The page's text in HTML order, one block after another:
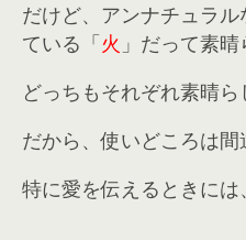
だけど、アンナチュラ
ている「火 」だって素晴
どっちもそれぞれ素晴ら
だから、使いどころは間
特に愛を伝えるときには